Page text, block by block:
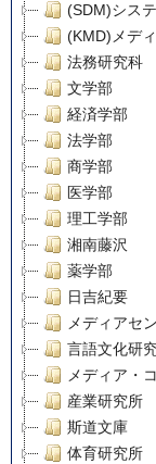
(SDM)シス
(KMD)メデ
法務研究科
文学部
経済学部
法学部
商学部
医学部
理工学部
湘南藤沢
薬学部
日吉紀要
メディアセ
言語文化研
メディア・
産業研究所
斯道文庫
体育研究所